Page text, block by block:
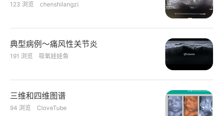
123 浏览 chenshilangzi
典型病例～痛风性关节炎
191 浏览 吸氧娃娃鱼
三维和四维图谱
94 浏览 CloveTube